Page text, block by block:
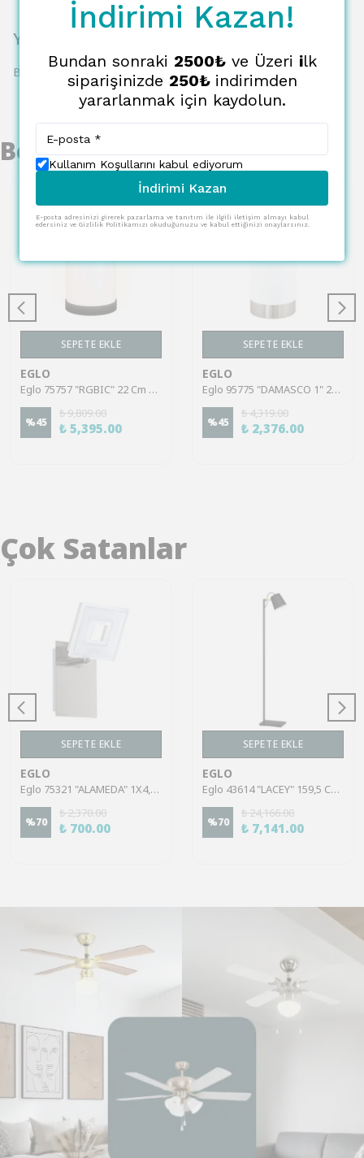
Yorumlar
Bu ürün için henüz yorum yapılmamış.
Benzer Ürünler
SEPETE EKLE
EGLO
Eglo 75757 "RGBIC" 22 Cm Yüksekliğinde Dokunmatik Çelik Masa Lambası
%45
₺ 9,809.00
₺ 5,395.00
SEPETE EKLE
EGLO
Eglo 95775 "DAMASCO 1" 21,5 Cm Yüksekliğinde Çelik Masa Lambası
%45
₺ 4,319.00
₺ 2,376.00
Çok Satanlar
SEPETE EKLE
EGLO
Eglo 75321 "ALAMEDA" 1X4,5W Çelik Nikel Mat Sıva Üstü Spot
%70
₺ 2,370.00
₺ 700.00
SEPETE EKLE
EGLO
Eglo 43614 "LACEY" 159,5 Cm Yüksekliğinde Çelik, Ahşap Köşe Lambası Lambader
%70
₺ 24,166.00
₺ 7,141.00
İndirimi Kazan!
Bundan sonraki 2500₺ve Üzeri ilk
siparişinizde 250₺ indirimden
yararlanmak için kaydolun.
Kullanım Koşullarını kabul ediyorum
İndirimi Kazan
E-posta adresinizi girerek pazarlama ve tanıtım ile ilgili iletişim almayı kabul
edersiniz ve Gizlilik Politikamızı okuduğunuzu ve kabul ettiğinizi onaylarsınız.